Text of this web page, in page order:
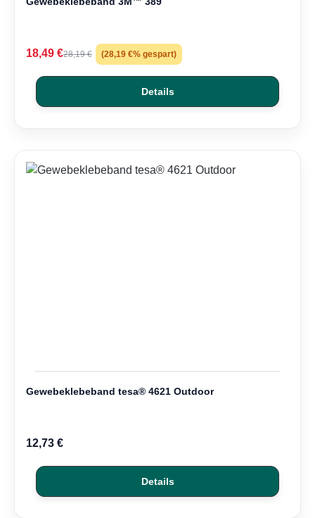
18,49 €28,19 € (28,19 €% gespart)
Details
Gewebeklebeband tesa® 4621 Outdoor
12,73 €
Details